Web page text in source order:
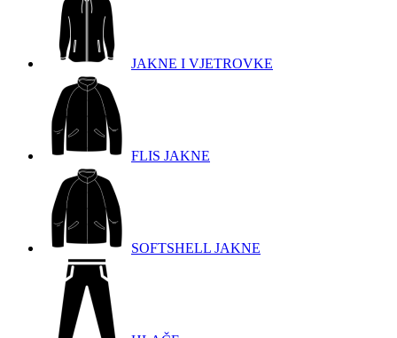
JAKNE I VJETROVKE
FLIS JAKNE
SOFTSHELL JAKNE